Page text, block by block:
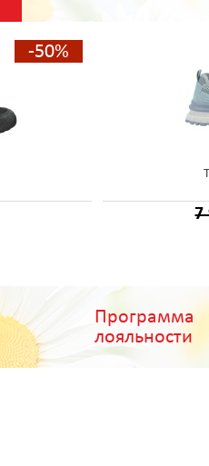
-50%
7
Программа
лояльности